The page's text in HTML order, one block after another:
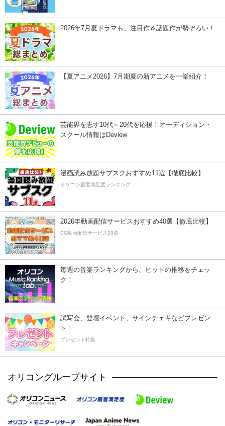
2026年7月夏ドラマも、注目作＆話題作が勢ぞろい！
【夏アニメ2026】7月期夏の新アニメを一挙紹介！
芸能界を志す10代～20代を応援！オーディション・
スクール情報はDeview
漫画読み放題サブスクおすすめ11選【徹底比較】
オリコン顧客満足度ランキング
2026年動画配信サービスおすすめ40選【徹底比較】
CS動画配信サービス20選
毎週の音楽ランキングから、ヒットの推移をチェッ
ク！
試写会、登壇イベント、サインチェキなどプレゼン
ト！
プレゼント特集
オリコングループサイト